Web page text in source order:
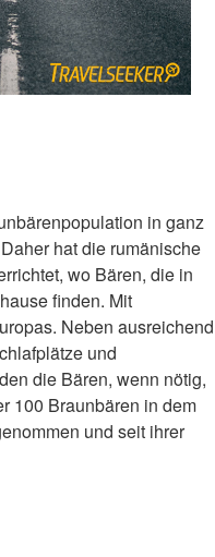
in ganz
hat die rumänische
wo Bären, die in
finden. Mit
Neben ausreichend
und
die Bären, wenn nötig,
100 Braunbären in dem
und seit ihrer